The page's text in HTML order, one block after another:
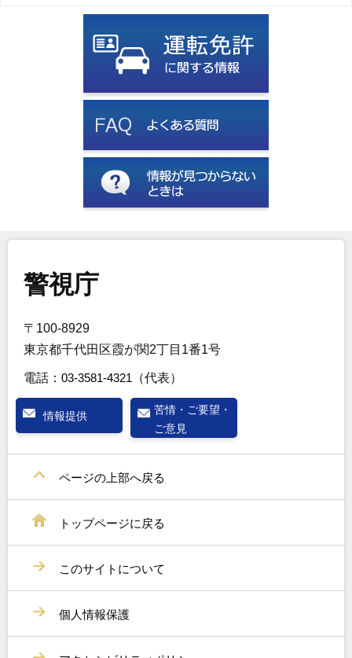
警視庁
〒100-8929
東京都千代田区霞が関2丁目1番1号
電話： 03-3581-4321 （代表）
情報提供
苦情・ご要望・
ご意見
ページの上部へ戻る
トップページに戻る
このサイトについて
個人情報保護